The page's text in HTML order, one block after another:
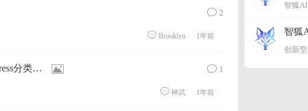
智狐
2
Brooklyn 1年前
告插件 1
神武 1年前